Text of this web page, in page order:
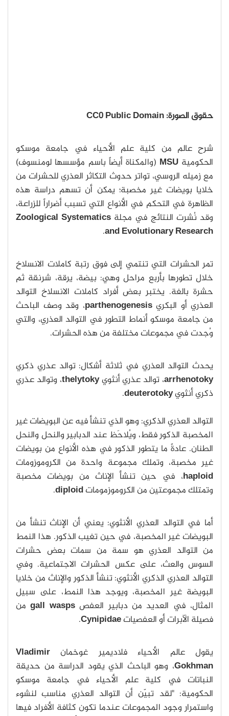
حقوق الصورة: CC0 Public Domain
شرح عالم من كلية علم الأحياء في جامعة موسكو
الحكوميةMSU (والمكناة أيضاً باسم مؤسسها لومنسوف)
مع زميله الروسي، تواتر حدوث التكاثر العذري للحشرات من
خلايا بويضات غير مخصبة؛ يمكن أن تسهم دراسة هذه
الظاهرة في التحكم في الأنواع التي تسبب أضراراً للزراعة،
وقد نُشرت النتائج في مجلة Zoological Systematics
and Evolutionary Research
.
تمر الحشرات التي تنتمي إلى فوق رتبة كاملات الانسلاخ
خلال تطورها بأربع مراحل وهي: بيضة، يرقة، شرنقة ثم
حشرة بالغة. يختبر بعض أفراد كاملات الانسلاخ التوالد
العذري أو البكريparthenogenesis، وقد وصف الباحث
من جامعة موسكو أنماط التطور في التوالد العذري، والتي
وُجدت في مجموعات مختلفة من هذه الحشرات.
يحدث التوالد العذري في ثلاثة أشكال: توالد عذري ذكري
arrhenotoky، توالد عذري أنثويthelytoky، وتوالد عذري
ذكري أنثويdeuterotoky
.
التوالد العذري الذكري: وهو الذي تنشأ فيه عن البويضات غير
المخصبة الذكور فقط، ويُلاحَظ عند الدبابير والنحل والنحل
الطنان. عادةً ما يتطور الذكور في هذه الأنواع من بويضات
غير مخصبة، وتملك مجموعة واحدة من الكروموزومات
haploid، في حين تنشأ الإناث من بويضات مخصبة
وتمتلك مجموعتين من الكروموزموماتdiploid
.
أما في التوالد العذري الأنثوي: يعني أن الإناث تنشأ من
البويضات غير المخصبة، في حين تغيب الذكور. هذا النمط
من التوالد العذري هو سمة من سمات بعض حشرات
السوس والعث، على عكس الحشرات الاجتماعية. وفي
التوالد العذري الذكري الأنثوي: تنشأ الذكور والإناث من خلايا
البويضة غير المخصبة، ويوجد هذا النمط، على سبيل
المثال، في العديد من دبابير العفصgall wasps من
فصيلة الآبرات أو العفصياتCynipidae
.
يقول عالم الأحياء فلاديمير غوخمان Vladimir
Gokhman، وهو الباحث الذي يقود الدراسة من حديقة
النباتات في كلية علم الأحياء في جامعة موسكو
الحكومية: "لقد تبيّن أن التوالد العذري مناسب لنشوء
واستمرار وجود المجموعات عندما تكون كثافة الأفراد فيها